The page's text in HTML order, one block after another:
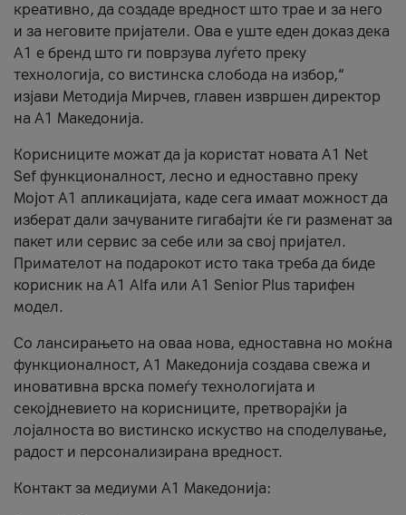
креативно, да создаде вредност што трае и за него
и за неговите пријатели. Ова е уште еден доказ дека
А1 е бренд што ги поврзува луѓето преку
технологија, со вистинска слобода на избор,“
изјави Методија Мирчев, главен извршен директор
на А1 Македонија.
Корисниците можат да ја користат новата А1 Net
Sef функционалност, лесно и едноставно преку
Мојот А1 апликацијата, каде сега имаат можност да
изберат дали зачуваните гигабајти ќе ги разменат за
пакет или сервис за себе или за свој пријател.
Примателот на подарокот исто така треба да биде
корисник на А1 Alfa или A1 Senior Plus тарифен
модел.
Со лансирањето на оваа нова, едноставна но моќна
функционалност, А1 Македонија создава свежа и
иновативна врска помеѓу технологијата и
секојдневието на корисниците, претворајќи ја
лојалноста во вистинско искуство на споделување,
радост и персонализирана вредност.
Контакт за медиуми А1 Македонија: